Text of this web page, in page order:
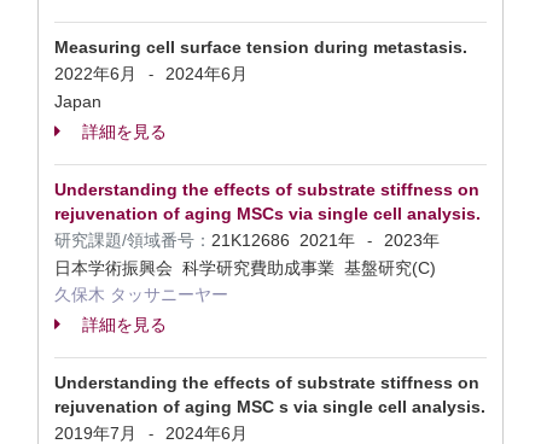
Measuring cell surface tension during metastasis.
2022年6月
-
2024年6月
Japan
詳細を見る
Understanding the effects of substrate stiffness on
rejuvenation of aging MSCs via single cell analysis.
研究課題/領域番号： 21K12686 2021年 -
2023年
日本学術振興会 科学研究費助成事業 基盤研究(C)
久保木 タッサニーヤー
詳細を見る
Understanding the effects of substrate stiffness on
rejuvenation of aging MSC s via single cell analysis.
2019年7月
-
2024年6月